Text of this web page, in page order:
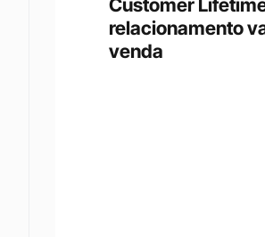
Customer
relacionamento
venda